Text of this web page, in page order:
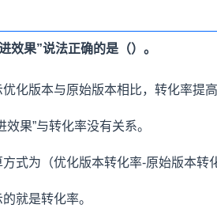
效果”说法正确的是（）。
优化版本与原始版本相比，转化率提高
效果”与转化率没有关系。
方式为（优化版本转化率-原始版本转
就是转化率。